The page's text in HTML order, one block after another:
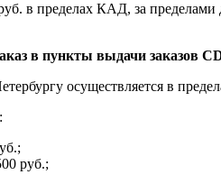
в пределах КАД, за пределами
в пункты выдачи заказов
осуществляется в
руб.;